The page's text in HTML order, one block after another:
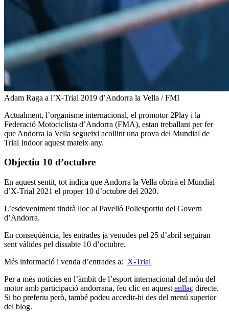
Adam Raga a l’X-Trial 2019 d’Andorra la Vella / FMI
Actualment, l’organisme internacional, el promotor 2Play i la
Federació Motociclista d’Andorra (FMA), estan treballant per fer
que Andorra la Vella segueixi acollint una prova del Mundial de
Trial Indoor aquest mateix any.
Objectiu 10 d’octubre
En aquest sentit, tot indica que Andorra la Vella obrirà el Mundial
d’X-Trial 2021 el proper 10 d’octubre del 2020.
L’esdeveniment tindrà lloc al Pavelló Poliesportiu del Govern
d’Andorra.
En conseqüència, les entrades ja venudes pel 25 d’abril seguiran
sent vàlides pel dissabte 10 d’octubre.
Més informació i venda d’entrades a: X-Trial
Per a més notícies en l’àmbit de l’esport internacional del món del
motor amb participació andorrana, feu clic en aquest enllaç directe.
Si ho preferiu però, també podeu accedir-hi des del menú superior
del blog.